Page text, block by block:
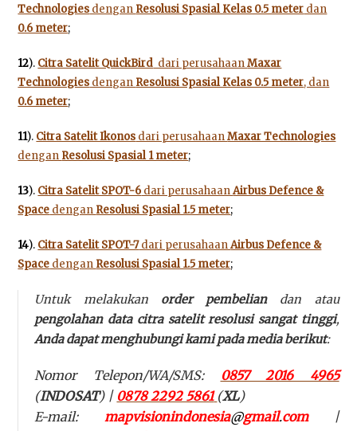
Technologies dengan Resolusi Spasial Kelas 0.5 meter dan
0.6 meter;
12). Citra Satelit QuickBird dari perusahaanMaxar
Technologies dengan Resolusi Spasial Kelas 0.5 meter, dan
0.6 meter;
11). Citra Satelit Ikonos dari perusahaanMaxar Technologies
dengan Resolusi Spasial 1 meter;
13). Citra Satelit SPOT-6 dari perusahaanAirbus Defence &
Space dengan Resolusi Spasial 1.5 meter;
14). Citra Satelit SPOT-7dari perusahaanAirbus Defence &
Space dengan Resolusi Spasial 1.5 meter;
Untuk melakukan order pembeliandan atau
pengolahan data citra satelit resolusi sangat tinggi,
Anda dapat menghubungi kami pada media berikut:
Nomor Telepon/WA/SMS:
0857 2016 4965
(INDOSAT) | 0878 2292 5861 (XL)
E-mail: mapvisionindonesia@gmail.com|